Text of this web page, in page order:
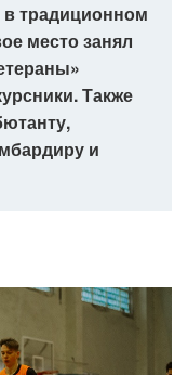
традиционном
место занял
Также
и